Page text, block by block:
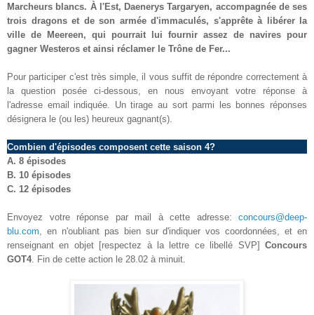
Marcheurs blancs. À l'Est, Daenerys Targaryen, accompagnée de ses
trois dragons et de son armée d'immaculés, s'apprête à libérer la
ville de Meereen, qui pourrait lui fournir assez de navires pour
gagner Westeros et ainsi réclamer le Trône de Fer...
Pour participer c'est très simple, il vous suffit de répondre correctement à
la question posée ci-dessous, en nous envoyant votre réponse à
l'adresse email indiquée. Un tirage au sort parmi les bonnes réponses
désignera le (ou les) heureux gagnant(s).
Combien d'épisodes composent cette saison 4?
A. 8 épisodes
B. 10 épisodes
C. 12 épisodes
Envoyez votre réponse par mail à cette adresse: concours@deep-
blu.com , en n'oubliant pas bien sur d'indiquer vos coordonnées, et en
renseignant en objet [respectez à la lettre ce libellé SVP] Concours
GOT4. Fin de cette action le 28.02 à minuit.